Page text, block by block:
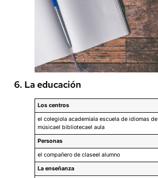
6. La educación
Los centros
el colegiola academiala escuela de idiomas
músicael bibliotecael aula
Personas
el compañero de claseel alumno
La enseñanza